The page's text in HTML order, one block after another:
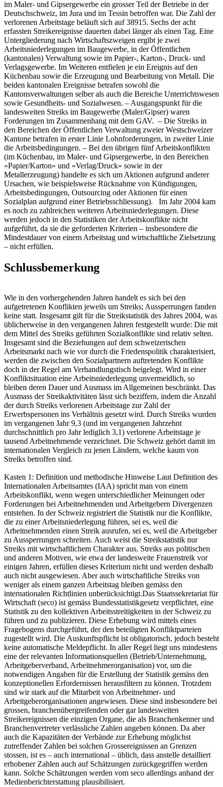
im Maler- und Gipsergewerbe ein grosser Teil der Betriebe in der
Deutschschweiz, im Jura und im Tessin betroffen war. Die Zahl der
verlorenen Arbeitstage beläuft sich auf 38915. Sechs der acht
erfassten Streikereignisse dauerten dabei länger als einen Tag. Eine
Untergliederung nach Wirtschaftszweigen ergibt je zwei
Arbeitsniederlegungen im Baugewerbe, in der Öffentlichen
(kantonalen) Verwaltung sowie im Papier-, Karton-, Druck- und
Verlagsgewerbe. Im Weiteren entfielen je ein Ereignis auf den
Küchenbau sowie die Erzeugung und Bearbeitung von Metall. Die
beiden kantonalen Ereignisse betrafen sowohl die
Kantonsverwaltungen selber als auch die Bereiche Unterrichtswesen
sowie Gesundheits- und Sozialwesen. – Ausgangspunkt für die
landesweiten Streiks im Baugewerbe (Maler/Gipser) waren
Forderungen im Zusammenhang mit dem GAV. – Die Streiks in
den Bereichen der Öffentlichen Verwaltung zweier Westschweizer
Kantone betrafen in erster Linie Lohnforderungen, in zweiter Linie
die Arbeitsbedingungen. – Bei den übrigen fünf Arbeitskonflikten
(im Küchenbau, im Maler- und Gipsergewerbe, in den Bereichen
«Papier/Karton» und «Verlag/Druck» sowie in der
Metallerzeugung) handelte es sich um Aktionen aufgrund anderer
Ursachen, wie beispielsweise Rücknahme von Kündigungen,
Arbeitsbedingungen, Outsourcing oder Aktionen für einen
Sozialplan aufgrund einer Betriebsschliessung). Im Jahr 2004 kam
es noch zu zahlreichen weiteren Arbeitsniederlegungen. Diese
werden jedoch in den Statistiken der Arbeitskonflikte nicht
aufgeführt, da sie die geforderten Kriterien – insbesondere die
Mindestdauer von einem Arbeitstag und wirtschaftliche Zielsetzung
– nicht erfüllen.
Schlussbemerkung
Wie in den vorhergehenden Jahren handelt es sich bei den
aufgetretenen Konflikten jeweils um Streiks; Aussperrungen fanden
keine statt. Insgesamt gilt für die Streikstatistik des Jahres 2004, was
üblicherweise in den vergangenen Jahren festgestellt wurde: Die mit
dem Mittel des Streiks geführten Sozialkonflikte sind relativ selten.
Insgesamt sind die Beziehungen auf dem schweizerischen
Arbeitsmarkt nach wie vor durch die Friedenspolitik charakterisiert,
werden die zwischen den Sozialpartnern auftretenden Konflikte
doch in der Regel am Verhandlungstisch beigelegt. Wird in einer
Konfliktsituation eine Arbeitsniederlegung unvermeidlich, so
bleiben deren Dauer und Ausmass im Allgemeinen beschränkt. Das
Ausmass der Streikaktivitäten lässt sich beziffern, indem die Anzahl
der durch Streiks verlorenen Arbeitstage zur Zahl der
Erwerbspersonen ins Verhältnis gesetzt wird. Durch Streiks wurden
im vergangenen Jahr 9,3 (und im vergangenen Jahrzehnt
durchschnittlich pro Jahr lediglich 3,1) verlorene Arbeitstage je
tausend Arbeitnehmende verzeichnet. Die Schweiz gehört damit im
internationalen Vergleich zu jenen Ländern, welche kaum von
Streiks betroffen sind.
Kasten 1: Definition und methodische Hinweise Laut Definition des
Internationalen Arbeitsamtes (IAA) spricht man von einem
Arbeitskonflikt, wenn wegen unterschiedlicher Meinungen oder
Forderungen bei Arbeitnehmenden und Arbeitgebern Divergenzen
entstehen. In der Schweiz registriert die Statistik nur die Konflikte,
die zu einer Arbeitsniederlegung führen, sei es, weil die
Arbeitnehmenden einen Streik ausrufen, sei es, weil die Arbeitgeber
zu Aussperrungen schreiten. Auch weist die Streikstatistik nur
Streiks mit wirtschaftlichem Charakter aus. Streiks aus politischen
und anderen Motiven, wie etwa der landesweite Frauenstreik vor
einigen Jahren, erfüllen dieses Kriterium nicht und werden deshalb
auch nicht ausgewiesen. Aber auch wirtschaftliche Streiks von
weniger als einem ganzen Arbeitstag bleiben gemäss den
internationalen Richtlinien unberücksichtigt.Das Staatssekretariat für
Wirtschaft (seco) ist gemäss Bundesstatistikgesetz verpflichtet, eine
Statistik zu den kollektiven Arbeitsstreitigkeiten in der Schweiz zu
führen und zu publizieren. Diese Erhebung wird mittels eines
Fragebogens durchgeführt, der den beteiligten Konfliktparteien
zugestellt wird. Die Auskunftspflicht ist obligatorisch, jedoch besteht
keine automatische Meldepflicht. In aller Regel liegt uns mindestens
eine der relevanten Informationsquellen (Betrieb/Unternehmung,
Arbeitgeberverband, Arbeitnehmerorganisation) vor, um die
notwendigen Angaben für die Erstellung der Statistik gemäss den
konzeptionellen Erfordernissen herausfiltern zu können. Trotzdem
sind wir stark auf die Mitarbeit von Arbeitnehmer- und
Arbeitgeberorganisationen angewiesen. Diese sind insbesondere bei
grossen, branchenübergreifenden oder gar landesweiten
Streikereignissen die einzigen Organe, die als Branchenkenner und
Branchenvertreter verlässliche Zahlen angeben können. Da aber
auch die Kapazitäten der Verbände zur Erhebung möglichst
zutreffender Zahlen bei solchen Grossereignissen an Grenzen
stossen, ist es – auch international – üblich, dass anstelle detailliert
erhobener Zahlen auch auf Schätzungen zurückgegriffen werden
kann. Solche Schätzungen werden vom seco allerdings anhand der
Medienberichterstattung plausibilisiert.